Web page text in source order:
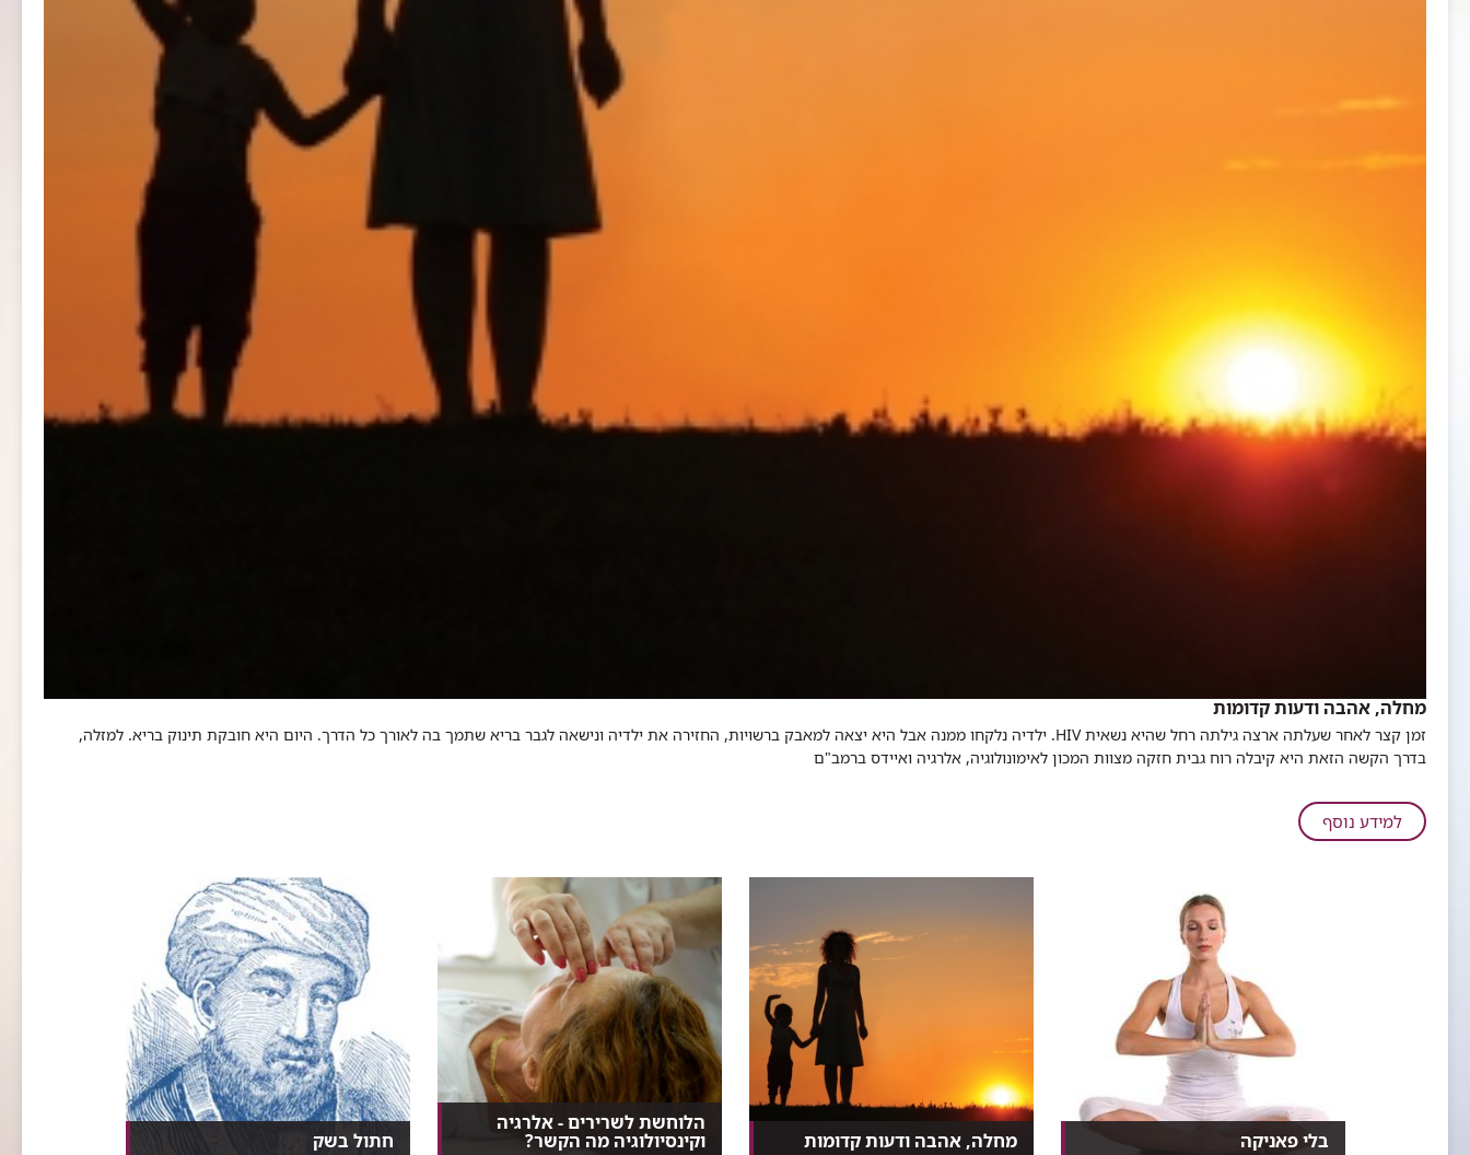
מחלה, אהבה ודעות קדומות
זמן קצר לאחר שעלתה ארצה גילתה רחל שהיא נשאית HIV. ילדיה נלקחו ממנה אבל היא יצאה למאבק ברשויות, החזירה את ילדיה ונישאה לגבר בריא שתמך בה לאורך כל הדרך. היום היא חובקת תינוק בריא. למזלה,
בדרך הקשה הזאת היא קיבלה רוח גבית חזקה מצוות המכון לאימונולוגיה, אלרגיה ואיידס ברמב"ם
למידע נוסףעל
מחלה,
בלי פאניקה מחלה, אהבה ודעות קדומות
הלוחשת לשרירים - אלרגיה
וקינסיולוגיה מה הקשר? חתול בשק